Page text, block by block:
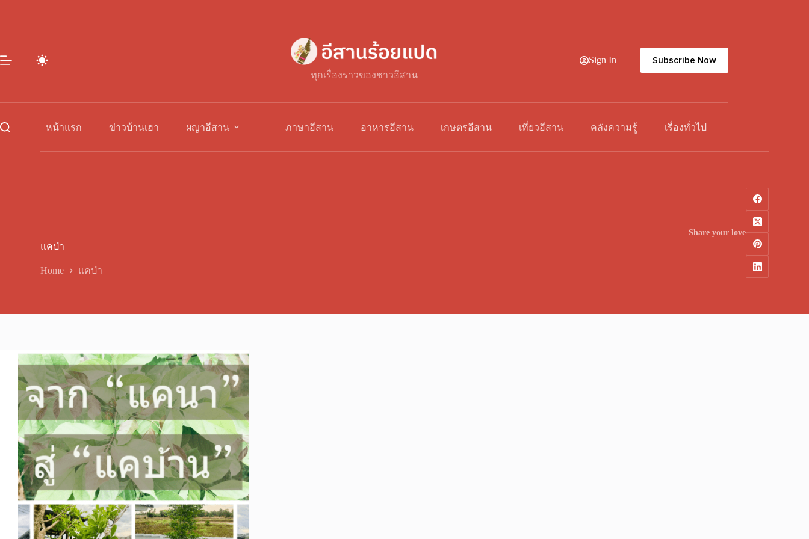
ทุกเรื่องราวของชาวอีสาน
Sign In Subscribe Now
หน้าแรก ข่าวบ้านเฮา ผญาอีสาน ภาษาอีสาน อาหารอีสาน เกษตรอีสาน เที่ยวอีสาน คลังความรู้ เรื่องทั่วไป
แคป่า
Home แคป่า
Share your love